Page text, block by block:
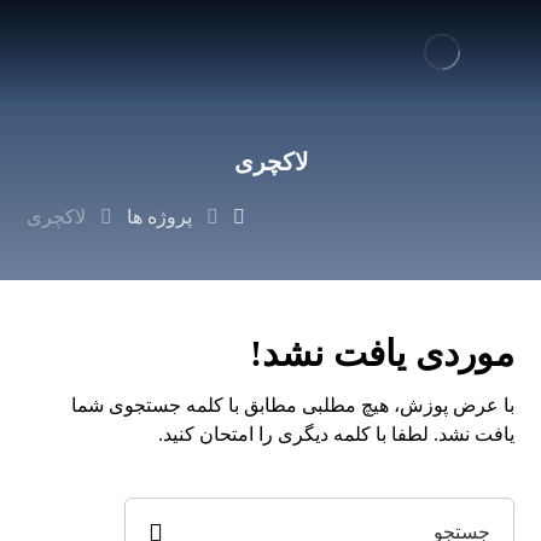
لاکچری
پروژه ها لاکچری
موردی یافت نشد!
با عرض پوزش، هیچ مطلبی مطابق با کلمه جستجوی شما
یافت نشد. لطفا با کلمه دیگری را امتحان کنید.